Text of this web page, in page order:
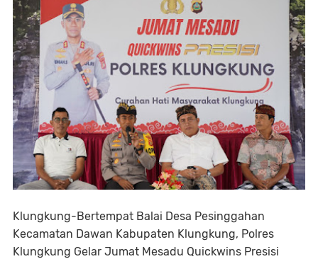
Klungkung-Bertempat Balai Desa Pesinggahan
Kecamatan Dawan Kabupaten Klungkung, Polres
Klungkung Gelar Jumat Mesadu Quickwins Presisi